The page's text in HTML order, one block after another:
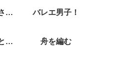
年下童貞くんに翻弄されてます バレエ男子！
波うららかに、めおと日和 舟を編む